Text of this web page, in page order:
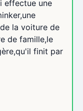
effectue une
la voiture de
de famille,le
finit par